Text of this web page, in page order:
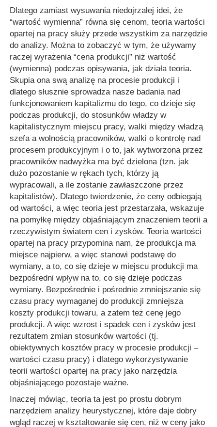
Dlatego zamiast wysuwania niedojrzałej idei, że
“wartość wymienna” równa się cenom, teoria wartości
opartej na pracy służy przede wszystkim za narzędzie
do analizy. Można to zobaczyć w tym, że używamy
raczej wyrażenia “cena produkcji” niż wartość
(wymienna) podczas opisywania, jak działa teoria.
Skupia ona swą analizę na procesie produkcji i
dlatego słusznie sprowadza nasze badania nad
funkcjonowaniem kapitalizmu do tego, co dzieje się
podczas produkcji, do stosunków władzy w
kapitalistycznym miejscu pracy, walki między władzą
szefa a wolnością pracowników, walki o kontrolę nad
procesem produkcyjnym i o to, jak wytworzona przez
pracowników nadwyżka ma być dzielona (tzn. jak
dużo pozostanie w rękach tych, którzy ją
wypracowali, a ile zostanie zawłaszczone przez
kapitalistów). Dlatego twierdzenie, że ceny odbiegają
od wartości, a więc teoria jest przestarzała, wskazuje
na pomyłkę między objaśniającym znaczeniem teorii a
rzeczywistym światem cen i zysków. Teoria wartości
opartej na pracy przypomina nam, że produkcja ma
miejsce najpierw, a więc stanowi podstawę do
wymiany, a to, co się dzieje w miejscu produkcji ma
bezpośredni wpływ na to, co się dzieje podczas
wymiany. Bezpośrednie i pośrednie zmniejszanie się
czasu pracy wymaganej do produkcji zmniejsza
koszty produkcji towaru, a zatem też cenę jego
produkcji. A więc wzrost i spadek cen i zysków jest
rezultatem zmian stosunków wartości (tj.
obiektywnych kosztów pracy w procesie produkcji –
wartości czasu pracy) i dlatego wykorzystywanie
teorii wartości opartej na pracy jako narzędzia
objaśniającego pozostaje ważne.
Inaczej mówiąc, teoria ta jest po prostu dobrym
narzędziem analizy heurystycznej, które daje dobry
wgląd raczej w kształtowanie się cen, niż w ceny jako